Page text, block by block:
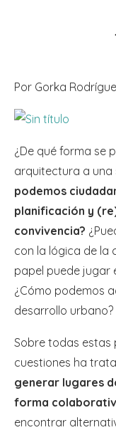
Por Gorka
¿De qué forma se
arquitectura a una
podemos
planificación y
convivencia?
con la lógica de la
papel puede jugar
¿Cómo podemos
desarrollo urbano?
Sobre todas estas
cuestiones ha
generar lugares
forma
encontrar